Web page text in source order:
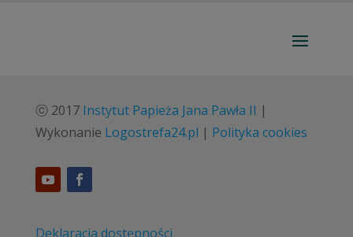
ⓒ 2017 Instytut Papieża Jana Pawła II |
Wykonanie Logostrefa24.pl | Polityka cookies
Deklaracja dostępności